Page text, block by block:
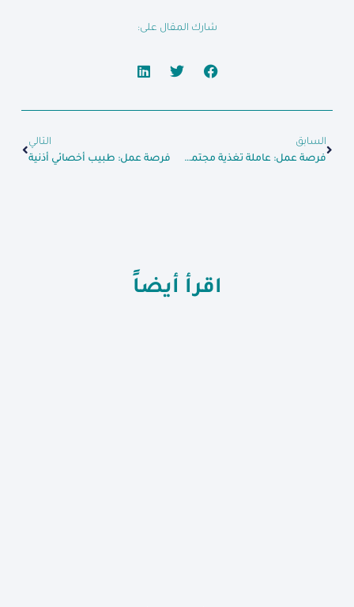
شارك المقال على:
السابق
فرصة عمل: عاملة تغذية مجتمعية
التالي
فرصة عمل: طبيب أخصائي أذنية
اقرأ أيضاً